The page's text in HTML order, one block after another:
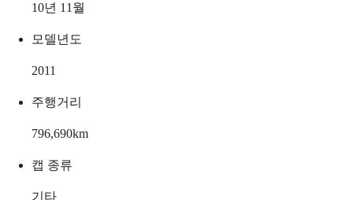
10년 11월
모델년도
2011
주행거리
796,690km
캡 종류
기타